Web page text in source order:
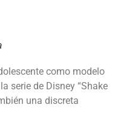
como modelo
serie de Disney “Shake
una discreta